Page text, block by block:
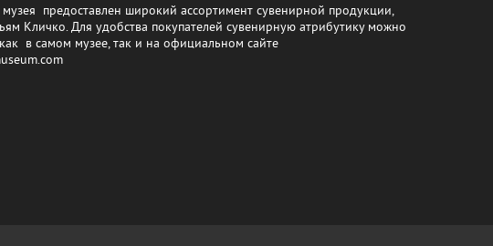
музея предоставлен широкий ассортимент сувенирной продукции,
Кличко. Для удобства покупателей сувенирную атрибутику можно
в самом музее, так и на официальном сайте